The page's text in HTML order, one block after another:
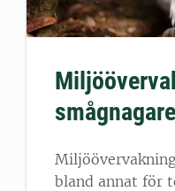
smågnagare
bland annat för